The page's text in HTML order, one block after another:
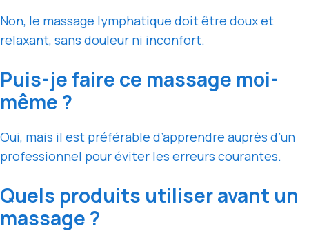
Non, le massage lymphatique doit être doux et
relaxant, sans douleur ni inconfort.
Puis-je faire ce massage moi-
même ?
Oui, mais il est préférable d’apprendre auprès d’un
professionnel pour éviter les erreurs courantes.
Quels produits utiliser avant un
massage ?